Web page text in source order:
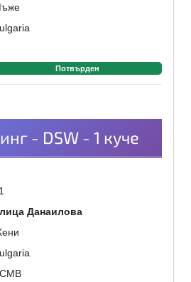
Потвърден
- DSW - 1 куче
Данаилова